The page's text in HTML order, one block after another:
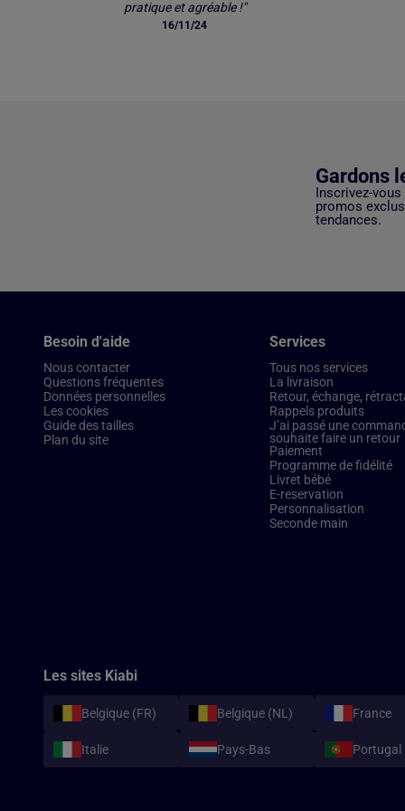
pratique et agréable !"
16/11/24
Gardons
Inscrivez-
promos
tendances.
Besoin d'aide
Nous contacter
Questions fréquentes
Données personnelles
Les cookies
Guide des tailles
Plan du site
Services
Tous nos services
La livraison
Retour, échange,
Rappels produits
J’ai passé une
souhaite faire un retour
Paiement
Programme de fidélité
Livret bébé
E-reservation
Personnalisation
Seconde main
Les sites Kiabi
Belgique (FR) Belgique (NL) France
Italie Pays-Bas Portugal